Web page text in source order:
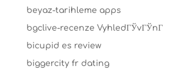
beyaz-tarihleme apps
bgclive-recenze VyhledГЎvГЎnГ­
bicupid es review
biggercity fr dating